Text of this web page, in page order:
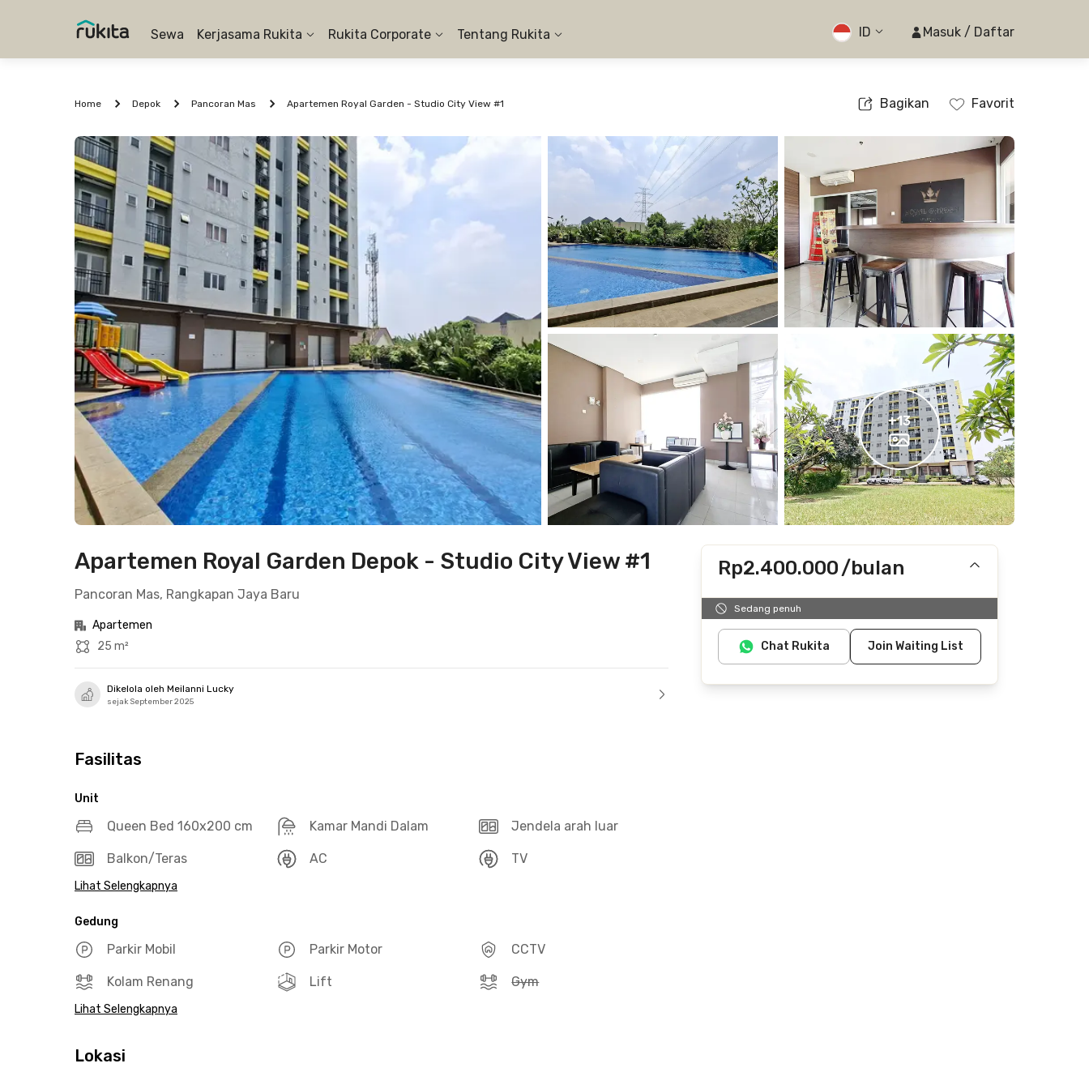
Sewa Kerjasama Rukita Rukita Corporate Tentang Rukita ID Masuk / Daftar
Home Depok Pancoran Mas Apartemen Royal Garden - Studio City View #1 Bagikan Favorit
+13
Apartemen Royal Garden Depok - Studio City View #1
Pancoran Mas, Rangkapan Jaya Baru
Apartemen
25 m²
Dikelola oleh Meilanni Lucky
sejak September 2025
Fasilitas
Unit
Queen Bed 160x200 cm Kamar Mandi Dalam Jendela arah luar
Balkon/Teras AC TV
Lihat Selengkapnya
Gedung
Parkir Mobil Parkir Motor CCTV
Kolam Renang Lift Gym
Lihat Selengkapnya
Lokasi
Rp2.400.000/bulan
Termasuk IPL
Sedang penuh
Chat Rukita Join Waiting List